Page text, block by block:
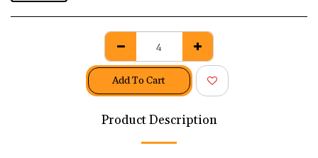
Add To Cart
Product Description